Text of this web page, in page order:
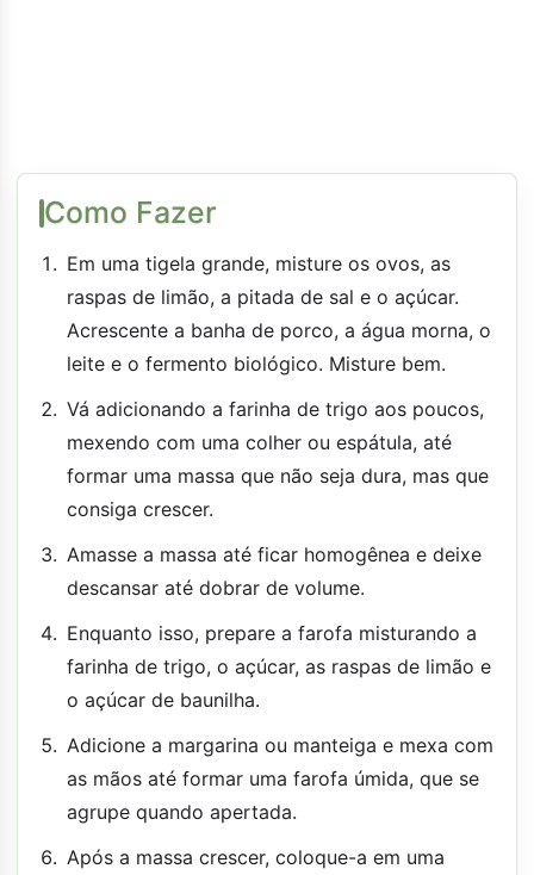
Como Fazer
Em uma tigela grande, misture os ovos, as
raspas de limão, a pitada de sal e o açúcar.
Acrescente a banha de porco, a água morna, o
leite e o fermento biológico. Misture bem.
Vá adicionando a farinha de trigo aos poucos,
mexendo com uma colher ou espátula, até
formar uma massa que não seja dura, mas que
consiga crescer.
Amasse a massa até ficar homogênea e deixe
descansar até dobrar de volume.
Enquanto isso, prepare a farofa misturando a
farinha de trigo, o açúcar, as raspas de limão e
o açúcar de baunilha.
Adicione a margarina ou manteiga e mexa com
as mãos até formar uma farofa úmida, que se
agrupe quando apertada.
Após a massa crescer, coloque-a em uma